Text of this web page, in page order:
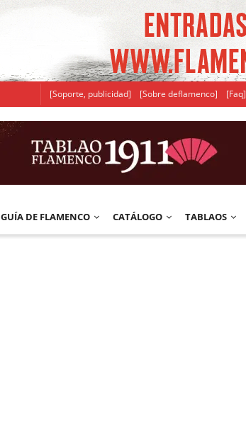
[Soporte, publicidad] [Sobre deflamenco] [Faq]
GUÍA DE FLAMENCO CATÁLOGO TABLAOS